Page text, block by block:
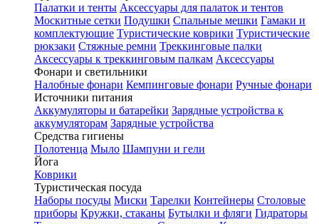
Палатки и тенты Аксессуары для палаток и тентов
Москитные сетки Подушки Спальные мешки Гамаки и
комплектующие Туристические коврики Туристические
рюкзаки Стяжные ремни Треккинговые палки
Аксессуары к треккинговым палкам Аксессуары
Фонари и светильники
Налобные фонари Кемпинговые фонари Ручные фонари
Источники питания
Аккумуляторы и батарейки Зарядные устройства к
аккумуляторам Зарядные устройства
Средства гигиены
Полотенца Мыло Шампуни и гели
Йога
Коврики
Туристическая посуда
Наборы посуды Миски Тарелки Контейнеры Столовые
приборы Кружки, стаканы Бутылки и фляги Гидраторы